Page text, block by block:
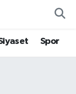
Spor